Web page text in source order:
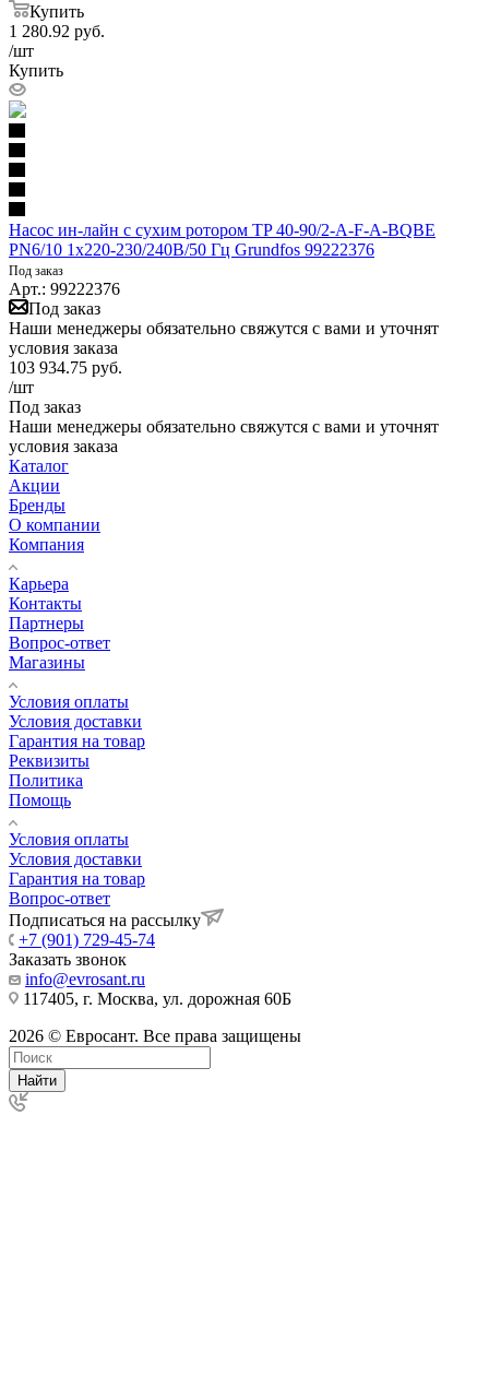
Купить
1 280.92 руб.
/шт
Купить
Насос ин-лайн с сухим ротором TP 40-90/2-A-F-A-BQBE
PN6/10 1х220-230/240В/50 Гц Grundfos 99222376
Под заказ
Арт.: 99222376
Под заказ
Наши менеджеры обязательно свяжутся с вами и уточнят
условия заказа
103 934.75 руб.
/шт
Под заказ
Наши менеджеры обязательно свяжутся с вами и уточнят
условия заказа
Каталог
Акции
Бренды
О компании
Компания
Карьера
Контакты
Партнеры
Вопрос-ответ
Магазины
Условия оплаты
Условия доставки
Гарантия на товар
Реквизиты
Политика
Помощь
Условия оплаты
Условия доставки
Гарантия на товар
Вопрос-ответ
Подписаться на рассылку
+7 (901) 729-45-74
Заказать звонок
info@evrosant.ru
117405, г. Москва, ул. дорожная 60Б
2026 © Евросант. Все права защищены
Найти